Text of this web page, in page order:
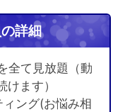
詳細
全て見放題（動
ます）
ング(お悩み相